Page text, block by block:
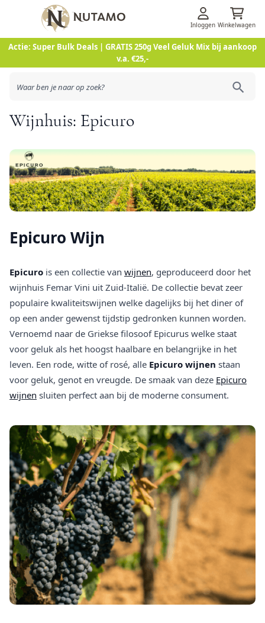
Actie: Super Bulk Deals | GRATIS 250g Veel Geluk Mix bij aankoop
v.a. €25,-
Ga naar de inhoud
Inloggen Winkelwagen
Wijnhuis: Epicuro
Epicuro Wijn
Epicuro is een collectie van wijnen, geproduceerd door het
wijnhuis Femar Vini uit Zuid-Italië. De collectie bevat zeer
populaire kwaliteitswijnen welke dagelijks bij het diner of
op een ander gewenst tijdstip gedronken kunnen worden.
Vernoemd naar de Griekse filosoof Epicurus welke staat
voor geluk als het hoogst haalbare en belangrijke in het
leven. Een rode, witte of rosé, alle Epicuro wijnen staan
voor geluk, genot en vreugde. De smaak van deze Epicuro
wijnen sluiten perfect aan bij de moderne consument.